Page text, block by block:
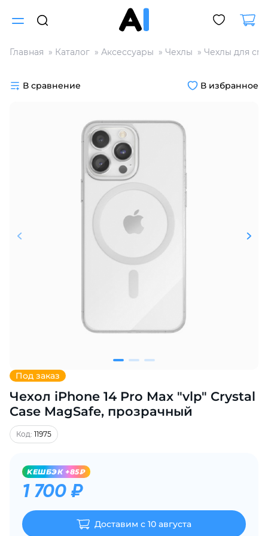
Главная Каталог Аксессуары Чехлы Чехлы для
Под заказ
Чехол iPhone 14 Pro Max "vlp" Crystal
Case MagSafe, прозрачный
Код: 11975
KЕШБЭК +85₽
1 700 ₽
Доставим с 10 августа
В сравнение В избранное
Разбейте
на части
без переплат
График платежей
25
% картой любого банка
Получайте товар
выбранный способом
списываться
по25%каждые 2 недели
Подробнее